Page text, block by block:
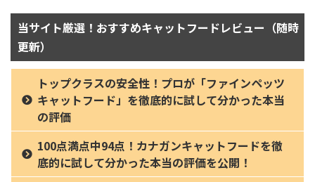
当サイト厳選！おすすめキャットフードレビュー（随時
更新）
トップクラスの安全性！プロが「ファインペッツ
キャットフード」を徹底的に試して分かった本当
の評価
100点満点中94点！カナガンキャットフードを徹
底的に試して分かった本当の評価を公開！